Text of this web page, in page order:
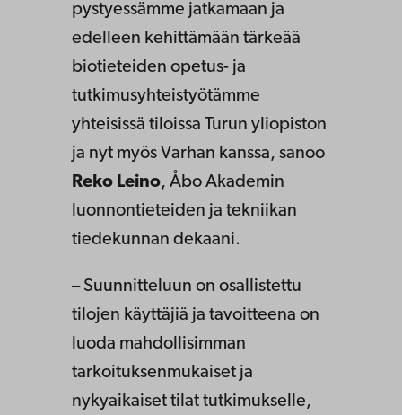
pystyessämme jatkamaan ja
edelleen kehittämään tärkeää
biotieteiden opetus- ja
tutkimusyhteistyötämme
yhteisissä tiloissa Turun yliopiston
ja nyt myös Varhan kanssa, sanoo
Reko Leino, Åbo Akademin
luonnontieteiden ja tekniikan
tiedekunnan dekaani.
– Suunnitteluun on osallistettu
tilojen käyttäjiä ja tavoitteena on
luoda mahdollisimman
tarkoituksenmukaiset ja
nykyaikaiset tilat tutkimukselle,